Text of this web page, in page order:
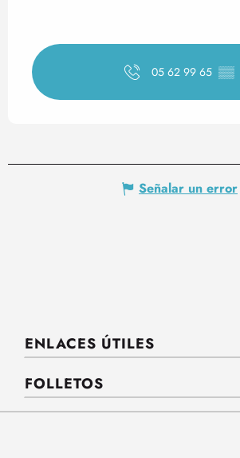
05 62 99 65 ▒▒
Señalar un error
ENLACES ÚTILES
FOLLETOS